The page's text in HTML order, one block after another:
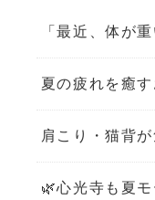
「最近、体が
夏の疲れを癒
肩こり・猫背が
🌿心光寺も夏